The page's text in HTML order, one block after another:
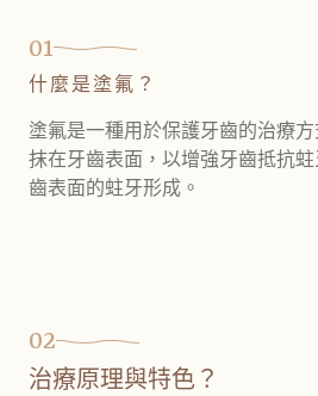
01
什麼是塗氟？
塗氟是一種用於保護牙齒的治療
抹在牙齒表面，以增強牙齒抵抗
齒表面的蛀牙形成。
02
治療原理與特色？